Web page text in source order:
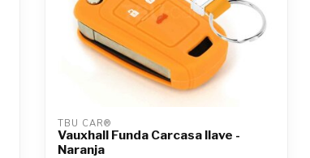
TBU CAR®
Vauxhall Funda Carcasa llave -
Naranja